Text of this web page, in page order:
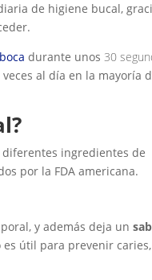
de higiene bucal,
durante unos30
al día en la mayoría
ingredientes de
por la FDA americana.
y además deja un
es útil para prevenir caries,